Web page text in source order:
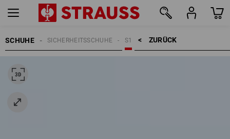
SCHUHE ZURÜCK    >
S1
SICHERHEITSSCHUHE